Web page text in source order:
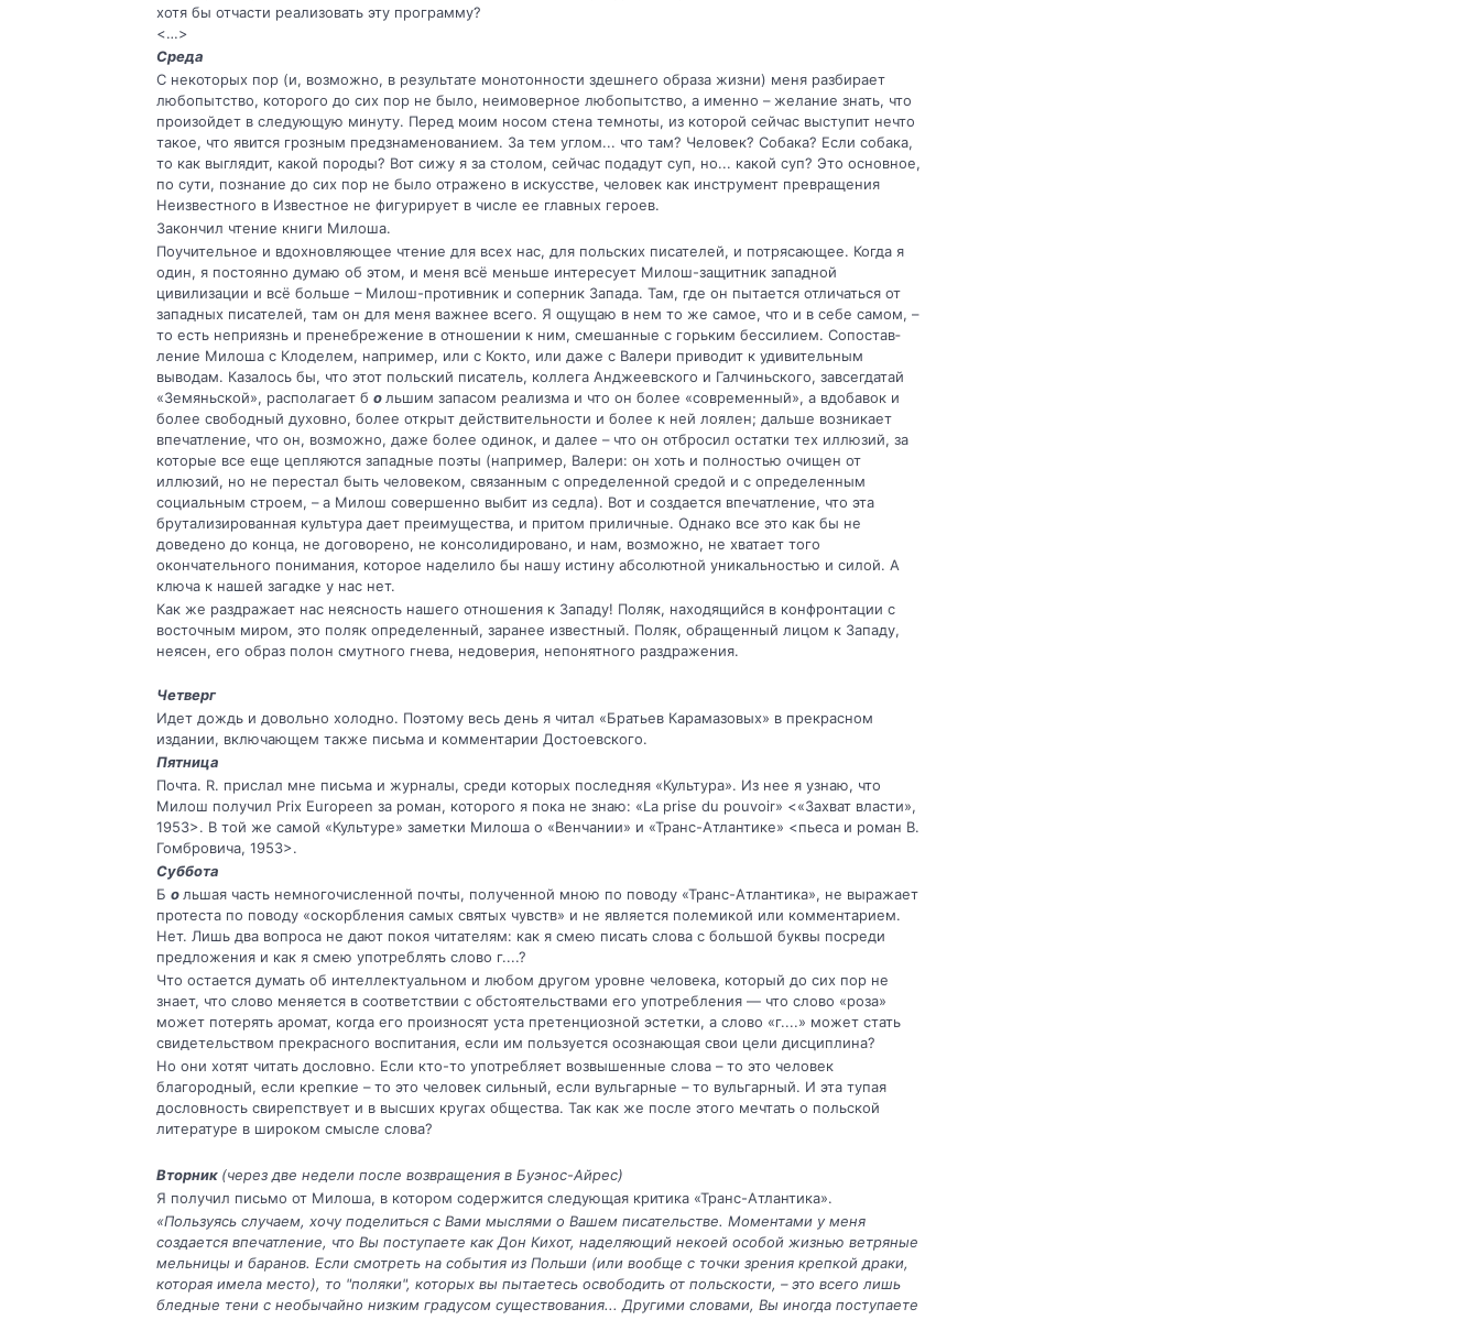
хотя бы отчасти реализовать эту про­грамму?
<…>
Среда
С некоторых пор (и, возможно, в результате монотонности здешнего образа жизни) меня разбирает
любопытство, которого до сих пор не было, неимоверное любопытство, а именно – желание знать, что
произойдет в следующую минуту. Перед моим носом стена темноты, из которой сей­час выступит нечто
такое, что явится грозным предзнаменованием. За тем углом... что там? Человек? Собака? Если собака,
то как выглядит, какой породы? Вот сижу я за столом, сейчас подадут суп, но... какой суп? Это основное,
по сути, познание до сих пор не было отражено в искусстве, че­ловек как инструмент превращения
Неизвестного в Известное не фигури­рует в числе ее главных героев.
Закончил чтение книги Милоша.
Поучительное и вдохновляющее чтение для всех нас, для польских писателей, и потрясающее. Когда я
один, я постоянно думаю об этом, и меня всё меньше интересует Милош-защитник западной
цивилизации и всё больше – Милош-противник и соперник Запада. Там, где он пытается отличаться от
западных писателей, там он для меня важнее всего. Я ощу­щаю в нем то же самое, что и в себе самом, –
то есть неприязнь и пренебрежение в отношении к ним, смешанные с горьким бессилием. Сопостав­
ление Милоша с Клоделем, например, или с Кокто, или даже с Валери приводит к удивительным
выводам. Казалось бы, что этот польский писатель, коллега Анджеевского и Галчиньского, завсегдатай
«Земяньской», располагает б ольшим запасом реализма и что он более «современный», а вдобавок и
более свободный духовно, более открыт действительности и более к ней лоялен; дальше возникает
впечатление, что он, возможно, даже более одинок, и далее – что он отбросил остатки тех иллюзий, за
которые все еще цепляются западные поэты (например, Валери: он хоть и полностью очищен от
иллюзий, но не перестал быть человеком, связан­ным с определенной средой и с определенным
социальным строем, – а Милош совершенно выбит из седла). Вот и создается впечатление, что эта
брутализированная культура дает преимущества, и притом приличные. Однако все это как бы не
доведено до конца, не договорено, не консоли­дировано, и нам, возможно, не хватает того
окончательного понимания, которое наделило бы нашу истину абсолютной уникальностью и силой. А
ключа к нашей загадке у нас нет.
Как же раздражает нас неясность нашего отношения к Западу! Поляк, находящийся в конфронтации с
восточным миром, это поляк определен­ный, заранее известный. Поляк, обращенный лицом к Западу,
неясен, его образ полон смутного гнева, недоверия, непонятного раздражения.
Четверг
Идет дождь и довольно холодно. Поэтому весь день я читал «Братьев Карамазовых» в прекрасном
издании, включающем также письма и ком­ментарии Достоевского.
Пятница
Почта. R. прислал мне письма и журналы, среди которых последняя «Культура». Из нее я узнаю, что
Милош получил Prix Europeen за роман, которого я пока не знаю: «La prise du pouvoir» <«Захват власти»,
1953>. В той же самой «Культу­ре» заметки Милоша о «Венчании» и «Транс-Атлантике» <пьеса и роман В.
Гомбровича, 1953>.
Суббота
Б ольшая часть немногочисленной почты, полученной мною по пово­ду «Транс-Атлантика», не выражает
протеста по поводу «оскорбления са­мых святых чувств» и не является полемикой или комментарием.
Нет. Лишь два вопроса не дают покоя читателям: как я смею писать слова с большой буквы посреди
предложения и как я смею употреблять слово г....?
Что остается думать об интеллектуальном и любом другом уровне че­ловека, который до сих пор не
знает, что слово меняется в соответствии с обстоятельствами его употребления — что слово «роза»
может потерять аромат, когда его произносят уста претенциозной эстетки, а слово «г....» может стать
свидетельством прекрасного воспитания, если им пользуется осознающая свои цели дисциплина?
Но они хотят читать дословно. Если кто-то употребляет возвышенные слова – то это человек
благородный, если крепкие – то это человек силь­ный, если вульгарные – то вульгарный. И эта тупая
дословность свирепст­вует и в высших кругах общества. Так как же после этого мечтать о поль­ской
литературе в широком смысле слова?
Вторник (через две недели после возвращения в Буэнос-Айрес)
Я получил письмо от Милоша, в котором содержится следующая кри­тика «Транс-Атлантика».
«Пользуясь случаем, хочу поделиться с Вами мыслями о Вашем писа­тельстве. Моментами у меня
создается впечатление, что Вы поступаете как Дон Кихот, наделяющий некоей особой жизнью ветряные
мельницы и баранов. Если смотреть на события из Польши (или вообще с точки зрения крепкой драки,
которая имела место), то "поляки", которых вы пытаетесь освободить от польскости, – это всего лишь
бледные тени с необычайно низким градусом существования... Другими словами, Вы иногда поступаете